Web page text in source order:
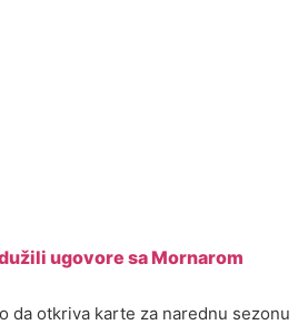
ugovore sa Mornarom
da otkriva karte za narednu sezonu